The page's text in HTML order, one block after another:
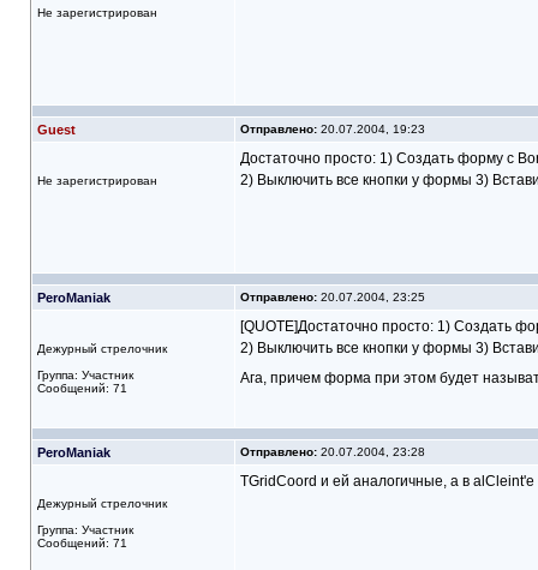
Не зарегистрирован
Guest Отправлено:20.07.2004, 19:23
Не зарегистрирован
Достаточно просто: 1) Создать форму с
2) Выключить все кнопки у формы 3)
PeroManiak Отправлено:20.07.2004, 23:25
Дежурный стрелочник
Группа: Участник
Сообщений: 71
[QUOTE]Достаточно просто: 1) Создать
2) Выключить все кнопки у формы 3)
Ага, причем форма при этом будет
PeroManiak Отправлено:20.07.2004, 23:28
Дежурный стрелочник
Группа: Участник
Сообщений: 71
TGridCoord и ей аналогичные, а в